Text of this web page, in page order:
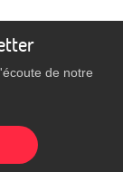
de notre